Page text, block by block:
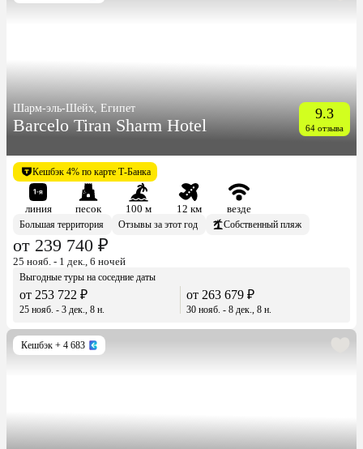
Шарм-эль-Шейх, Египет
Barcelo Tiran Sharm Hotel
9.3
64 отзыва
Кешбэк 4% по карте Т-Банка
линия песок 100 м 12 км
везде
Большая территория
Отзывы за этот год Собственный пляж
от 239 740 ₽
25 нояб. - 1 дек., 6 ночей
Выгодные туры на соседние даты
от 253 722 ₽
25 нояб. - 3 дек., 8 н.
от 263 679 ₽
30 нояб. - 8 дек., 8 н.
Кешбэк + 4 683